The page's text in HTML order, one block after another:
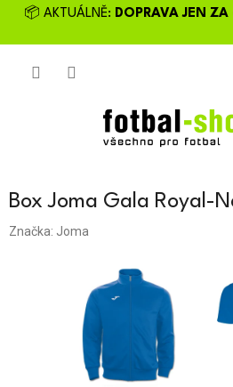
Přejít📦 AKTUÁLNĚ: DOPRAVA JEN
Box Joma Gala Royal-
Značka: Joma